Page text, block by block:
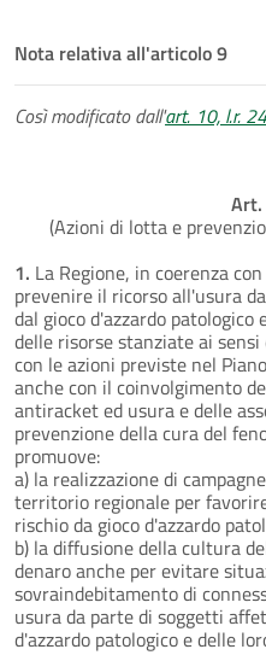
Nota relativa all'articolo 9
Così modificato dall'art. 10, l.r.
(Azioni di lotta e
1. La Regione, in coerenza
prevenire il ricorso all'usura
dal gioco d'azzardo
delle risorse stanziate ai
con le azioni previste nel
anche con il coinvolgimento
antiracket ed usura e delle
prevenzione della cura del
promuove:
a) la realizzazione di
territorio regionale per
rischio da gioco d'azzardo
b) la diffusione della cultura
denaro anche per evitare
sovraindebitamento di
usura da parte di soggetti
d'azzardo patologico e delle